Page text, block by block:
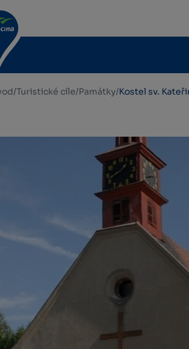
/Turistické cíle/Památky/Kostel sv.